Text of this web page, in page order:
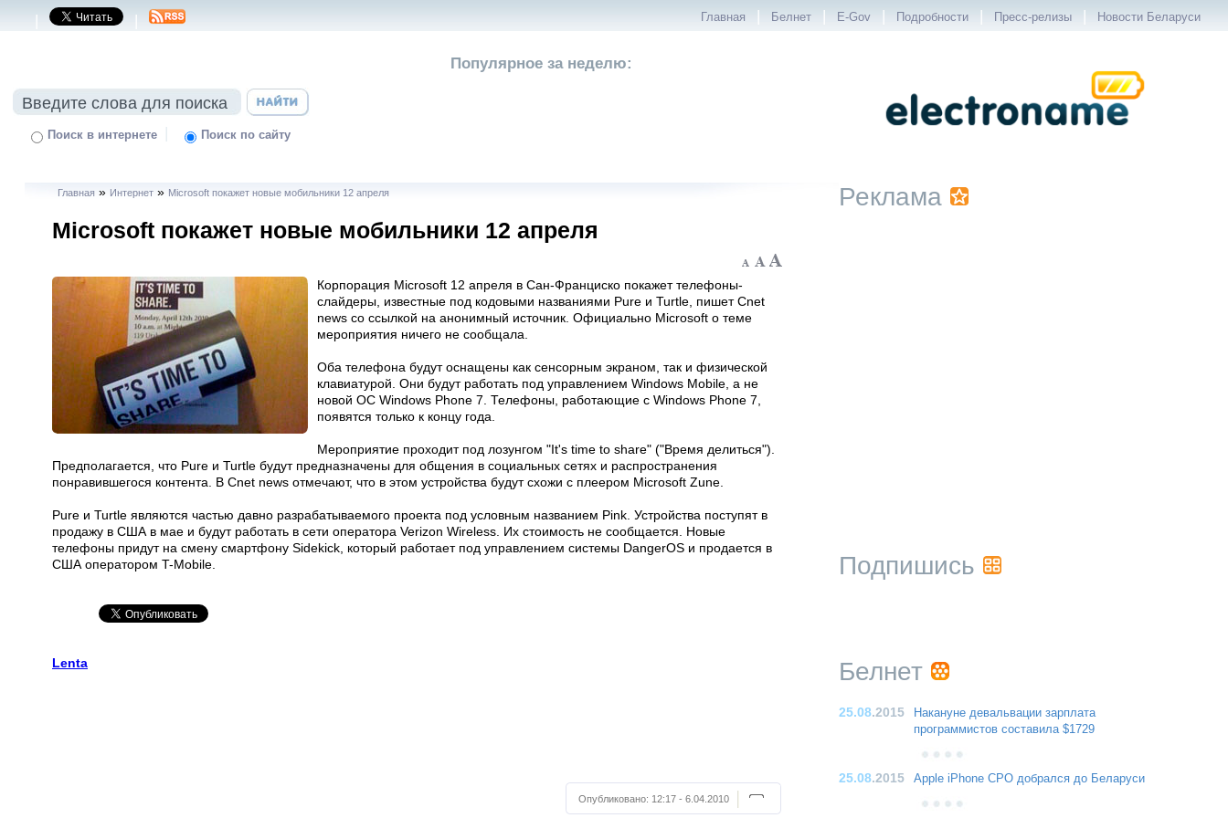
| | Главная | Белнет | E-Gov | Подробности | Пресс-релизы | Новости Беларуси
Поиск в интернете | Поиск по сайту
Популярное за неделю:
Главная » Интернет» Microsoft покажет новые мобильники 12 апреля
Microsoft покажет новые мобильники 12 апреля
Корпорация Microsoft 12 апреля в Сан-Франциско покажет телефоны-
слайдеры, известные под кодовыми названиями Pure и Turtle, пишет Cnet
news со ссылкой на анонимный источник. Официально Microsoft о теме
мероприятия ничего не сообщала.
Оба телефона будут оснащены как сенсорным экраном, так и физической
клавиатурой. Они будут работать под управлением Windows Mobile, а не
новой ОС Windows Phone 7. Телефоны, работающие с Windows Phone 7,
появятся только к концу года.
Мероприятие проходит под лозунгом "It's time to share" ("Время делиться").
Предполагается, что Pure и Turtle будут предназначены для общения в социальных сетях и распространения
понравившегося контента. В Cnet news отмечают, что в этом устройства будут схожи с плеером Microsoft Zune.
Pure и Turtle являются частью давно разрабатываемого проекта под условным названием Pink. Устройства поступят в
продажу в США в мае и будут работать в сети оператора Verizon Wireless. Их стоимость не сообщается. Новые
телефоны придут на смену смартфону Sidekick, который работает под управлением системы DangerOS и продается в
США оператором T-Mobile.
Lenta
Опубликовано: 12:17 - 6.04.2010
Реклама
Подпишись
Белнет
25.08.2015
Накануне девальвации зарплата
программистов составила $1729
25.08.2015 Apple iPhone CPO добрался до Беларуси